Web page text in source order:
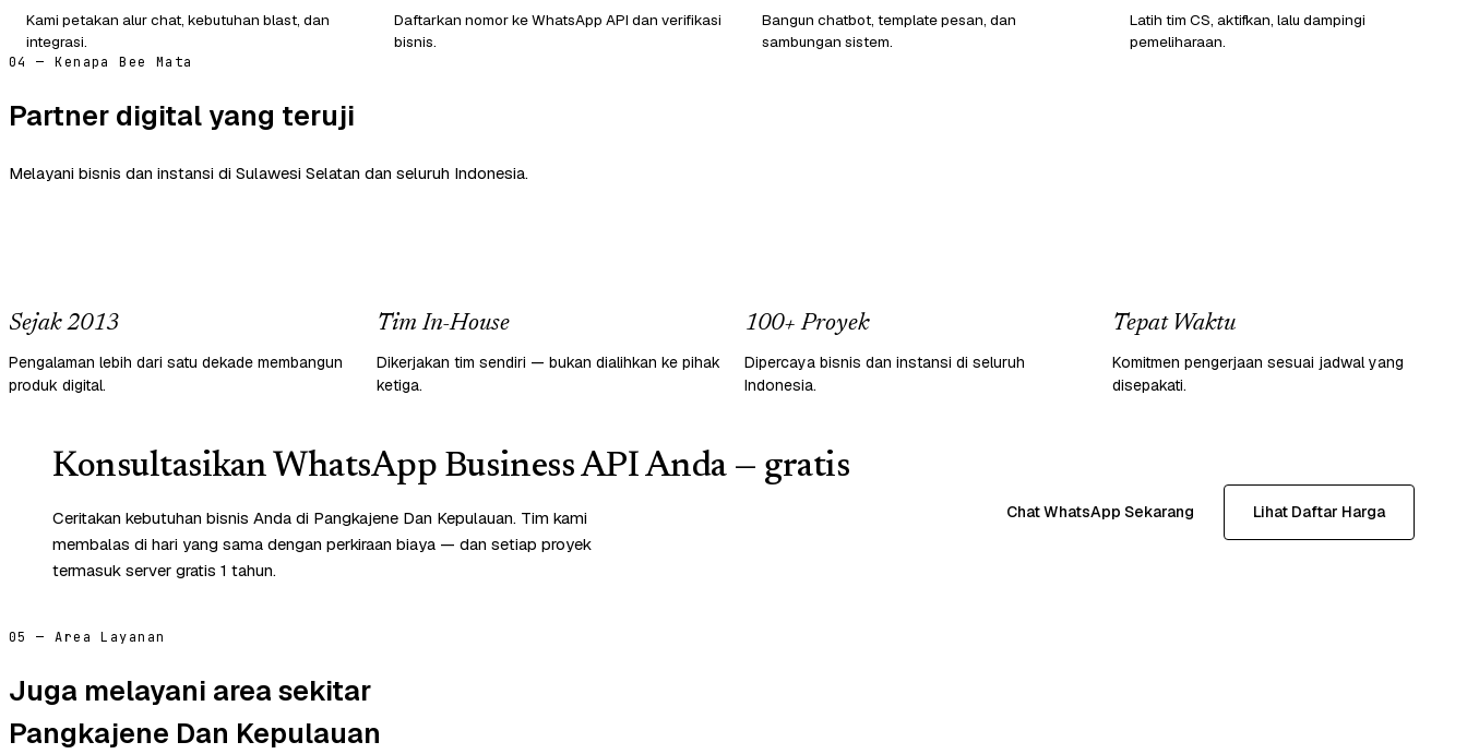
Kami petakan alur chat, kebutuhan blast, dan
integrasi.
Daftarkan nomor ke WhatsApp API dan verifikasi
bisnis.
Bangun chatbot, template pesan, dan
sambungan sistem.
Latih tim CS, aktifkan, lalu dampingi
pemeliharaan.
04 — Kenapa Bee Mata
Partner digital yang teruji
Melayani bisnis dan instansi di Sulawesi Selatan dan seluruh Indonesia.
Sejak 2013
Pengalaman lebih dari satu dekade membangun
produk digital.
Tim In-House
Dikerjakan tim sendiri — bukan dialihkan ke pihak
ketiga.
100+ Proyek
Dipercaya bisnis dan instansi di seluruh
Indonesia.
Tepat Waktu
Komitmen pengerjaan sesuai jadwal yang
disepakati.
Konsultasikan WhatsApp Business API Anda — gratis
Ceritakan kebutuhan bisnis Anda di Pangkajene Dan Kepulauan. Tim kami
membalas di hari yang sama dengan perkiraan biaya — dan setiap proyek
termasuk server gratis 1 tahun.
Chat WhatsApp Sekarang Lihat Daftar Harga
05 — Area Layanan
Juga melayani area sekitar
Pangkajene Dan Kepulauan